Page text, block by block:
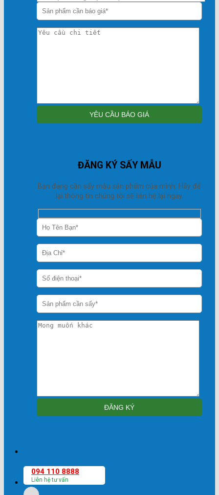
ĐĂNG KÝ SẤY MẪU
Bạn đang cần sấy mẫu sản phẩm của mình. Hãy để
lại thông tin chúng tôi sẽ liên hệ lại ngay.
094 110 8888
Liên hệ tư vấn